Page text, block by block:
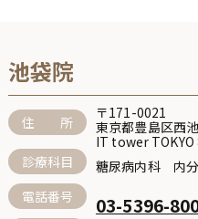
池袋院
住 所
〒171-0021
東京都豊島区西
IT tower TOKYO
診療科目
糖尿病内科 内
電話番号
03-5396-